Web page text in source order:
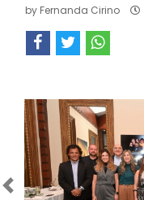
by Fernanda Cirino
Anterior